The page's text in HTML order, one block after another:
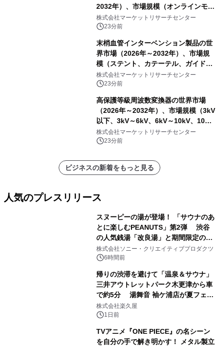
2032年）、市場規模（オンラインモニ
タリング型、ラボラトリー型）・分析
レポートを発表
株式会社マーケットリサーチセンター
23分前
末梢血管インターベンション製品の世
界市場（2026年～2032年）、市場規
模（ステント、カテーテル、ガイドワ
イヤー、シース、下大静脈フィルタ
ー、その他）・分析レポートを発表
株式会社マーケットリサーチセンター
23分前
高保護等級周波数変換器の世界市場
（2026年～2032年）、市場規模（3kV
以下、3kV～6kV、6kV～10kV、10kV
超）・分析レポートを発表
株式会社マーケットリサーチセンター
23分前
ビジネスの新着をもっと見る
人気のプレスリリース
スヌーピーの湯が登場！ 「サウナのあ
とに楽しむPEANUTS」第2弾 渋谷
の人気銭湯「改良湯」と期間限定のコ
ラボレーション サウナイキタイコラ
ボグッズも発売決定！
株式会社ソニー・クリエイティブプロダクツ
6時間前
帰りの渋滞を避けて「温泉＆サウナ」
三井アウトレットパーク木更津から車
で約5分 湯舞音 袖ケ浦店が夏フェア
メニューを提供
株式会社楽久屋
1日前
TVアニメ『ONE PIECE』の名シーン
を自分の手で解き明かす！ メタル製立